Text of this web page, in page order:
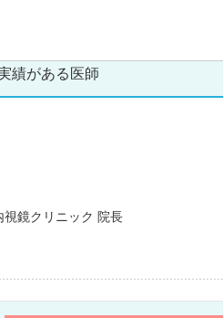
績がある医師
鏡クリニック 院長